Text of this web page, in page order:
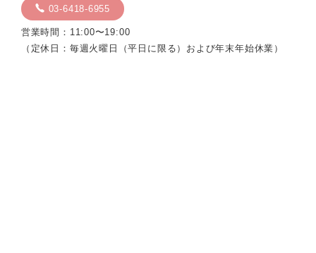
03-6418-6955
営業時間：11:00〜19:00
（定休日：毎週火曜日（平日に限る）および年末年始休業）